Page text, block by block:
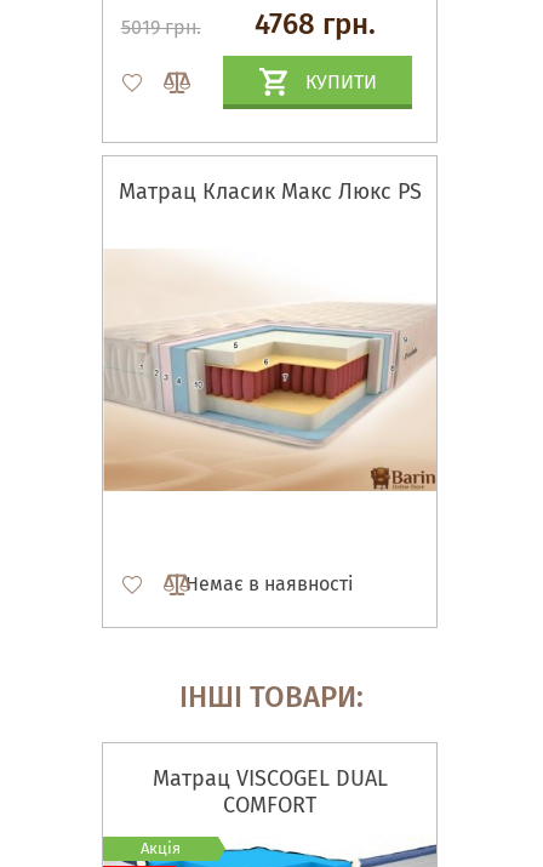
5019 грн. 4768 грн.
КУПИТИ
Матрац Класик Макс Люкс PS
Немає в наявності
ІНШІ ТОВАРИ:
Матрац VISCOGEL DUAL
COMFORT
Акція